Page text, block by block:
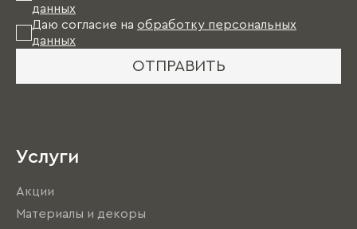
данных
Даю согласие на обработку персональных
данных
ОТПРАВИТЬ
Услуги
Акции
Материалы и декоры